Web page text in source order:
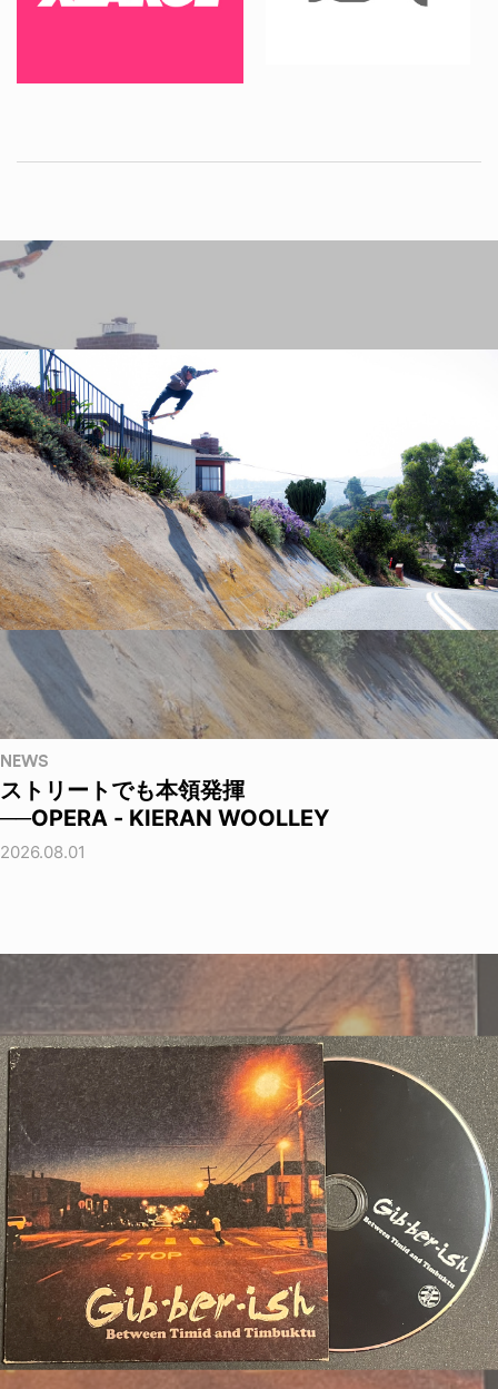
NEWS
ストリートでも本領発揮
──OPERA - KIERAN WOOLLEY
2026.08.01